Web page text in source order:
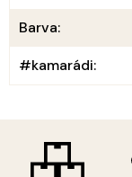
Barva:
#kamarádi: